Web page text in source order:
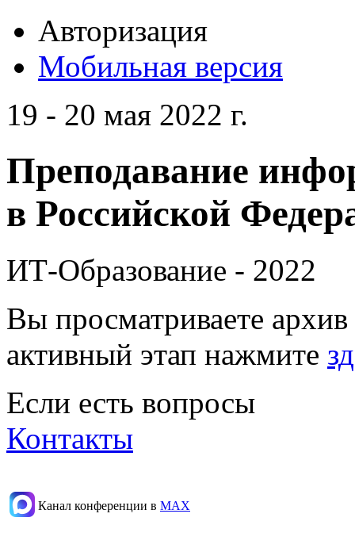
Авторизация
Мобильная версия
19 - 20 мая 2022 г.
Преподавание
в Российской
ИТ-Образование - 2022
Вы просматриваете
активный этап нажмите
Если есть вопросы
Контакты
Канал конференции в МАХ